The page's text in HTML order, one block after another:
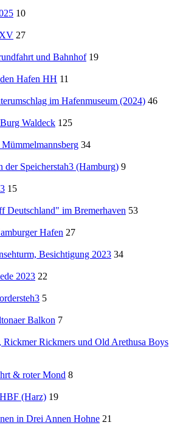
10
27
und Bahnhof 19
Hafen HH 11
im Hafenmuseum (2024) 46
Waldeck 125
34
der Speicherstah3 (Hamburg) 9
15
Deutschland" im Bremerhaven 53
Hafen 27
Besichtigung 2023 34
2023 22
5
Balkon 7
Rickmer Rickmers und Old Arethusa Boys
& roter Mond 8
(Harz) 19
in Drei Annen Hohne 21